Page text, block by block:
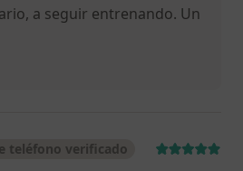
a seguir entrenando. Un
teléfono verificado